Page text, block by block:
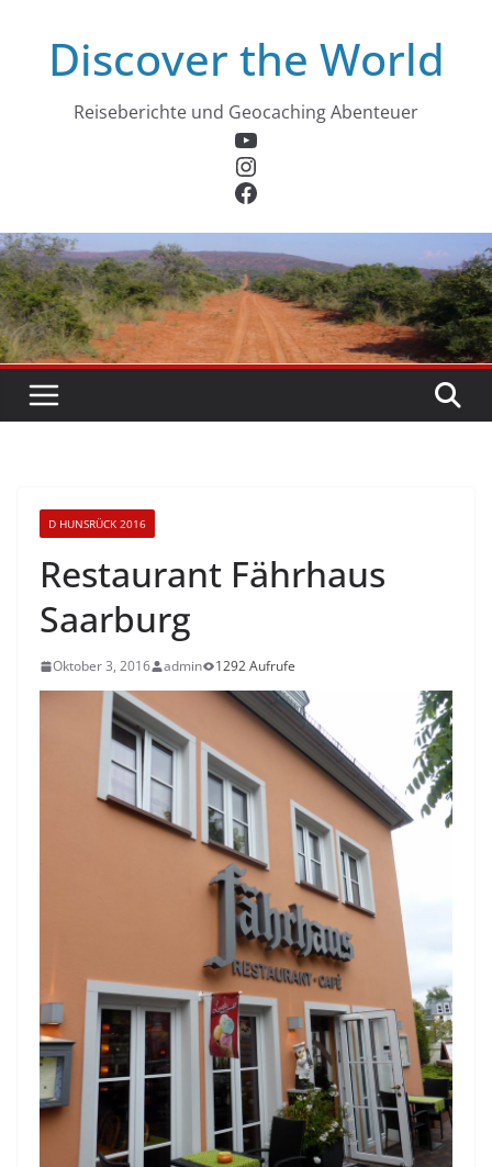
springenDiscover the World
Reiseberichte und Geocaching Abenteuer
YouTube
Instagram
Facebook
D HUNSRÜCK 2016
Restaurant Fährhaus
Saarburg
Oktober 3, 2016 admin 1292 Aufrufe